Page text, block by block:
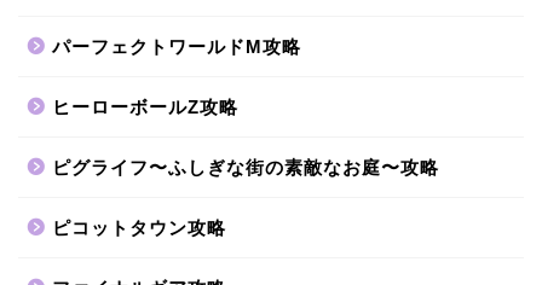
パーフェクトワールドM攻略
ヒーローボールZ攻略
ピグライフ〜ふしぎな街の素敵なお庭〜攻略
ピコットタウン攻略